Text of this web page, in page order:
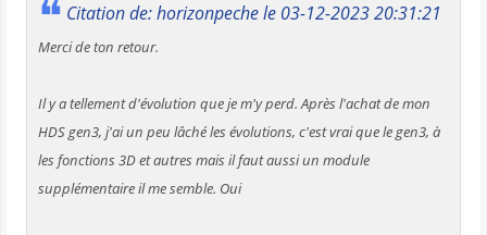
Citation de: horizonpeche le 03-12-2023 20:31:21
Merci de ton retour.
Il y a tellement d'évolution que je m'y perd. Après l'achat de mon
HDS gen3, j'ai un peu lâché les évolutions, c'est vrai que le gen3, à
les fonctions 3D et autres mais il faut aussi un module
supplémentaire il me semble. Oui